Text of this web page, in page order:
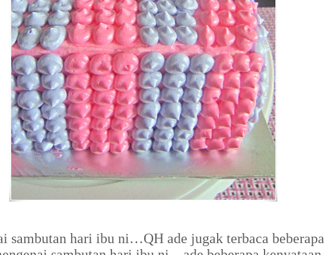
sambutan hari ibu ni…QH ade jugak terbaca beberapa